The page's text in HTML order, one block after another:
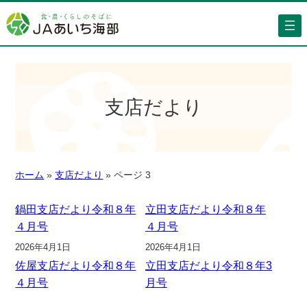
支店だより
ホーム » 支店だより » ページ 3
鍋田支店だより令和８年
４月号
2026年4月1日
立田支店だより令和８年
４月号
2026年4月1日
佐屋支店だより令和８年
４月号
立田支店だより令和８年3
月号